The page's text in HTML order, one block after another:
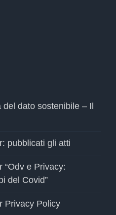
dato sostenibile – Il
pubblicati gli atti
“Odv e Privacy:
del Covid”
Privacy Policy